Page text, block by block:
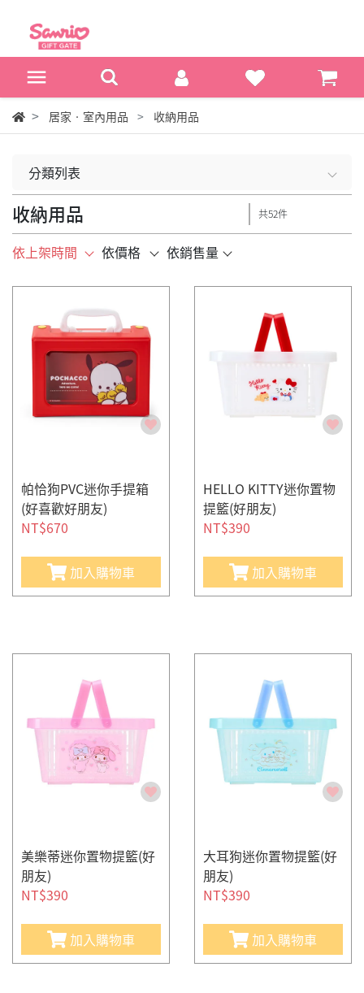
居家‧室內用品 收納用品
分類列表
收納用品 共52件
依上架時間 依價格 依銷售量
帕恰狗PVC迷你手提箱
(好喜歡好朋友)
NT$670
加入購物車
HELLO KITTY迷你置物
提籃(好朋友)
NT$390
加入購物車
美樂蒂迷你置物提籃(好
朋友)
NT$390
加入購物車
大耳狗迷你置物提籃(好
朋友)
NT$390
加入購物車